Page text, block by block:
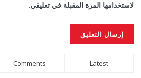
لاستخدامها المرة المقبلة في تعليقي.
Alternative:
Comments Latest